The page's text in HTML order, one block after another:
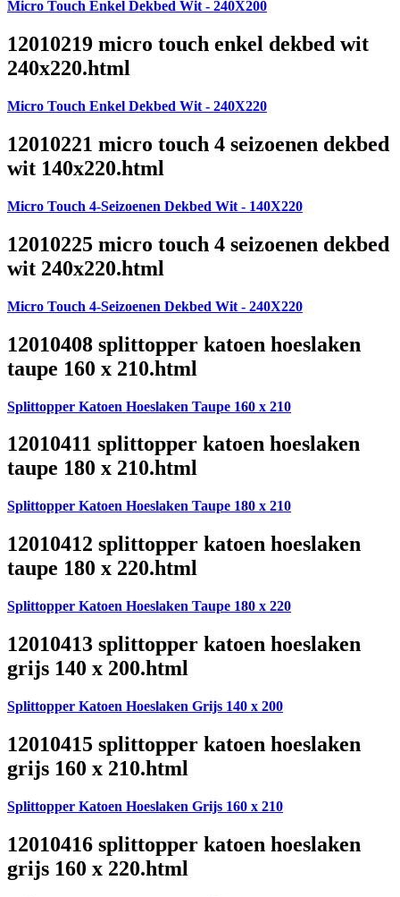
Micro Touch Enkel Dekbed Wit - 240X200
12010219 micro touch enkel dekbed wit
240x220.html
Micro Touch Enkel Dekbed Wit - 240X220
12010221 micro touch 4 seizoenen dekbed
wit 140x220.html
Micro Touch 4-Seizoenen Dekbed Wit - 140X220
12010225 micro touch 4 seizoenen dekbed
wit 240x220.html
Micro Touch 4-Seizoenen Dekbed Wit - 240X220
12010408 splittopper katoen hoeslaken
taupe 160 x 210.html
Splittopper Katoen Hoeslaken Taupe 160 x 210
12010411 splittopper katoen hoeslaken
taupe 180 x 210.html
Splittopper Katoen Hoeslaken Taupe 180 x 210
12010412 splittopper katoen hoeslaken
taupe 180 x 220.html
Splittopper Katoen Hoeslaken Taupe 180 x 220
12010413 splittopper katoen hoeslaken
grijs 140 x 200.html
Splittopper Katoen Hoeslaken Grijs 140 x 200
12010415 splittopper katoen hoeslaken
grijs 160 x 210.html
Splittopper Katoen Hoeslaken Grijs 160 x 210
12010416 splittopper katoen hoeslaken
grijs 160 x 220.html